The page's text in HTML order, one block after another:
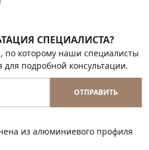
СПЕЦИАЛИСТА?
по которому наши специалисты
для подробной консультации.
ОТПРАВИТЬ
из алюминиевого профиля